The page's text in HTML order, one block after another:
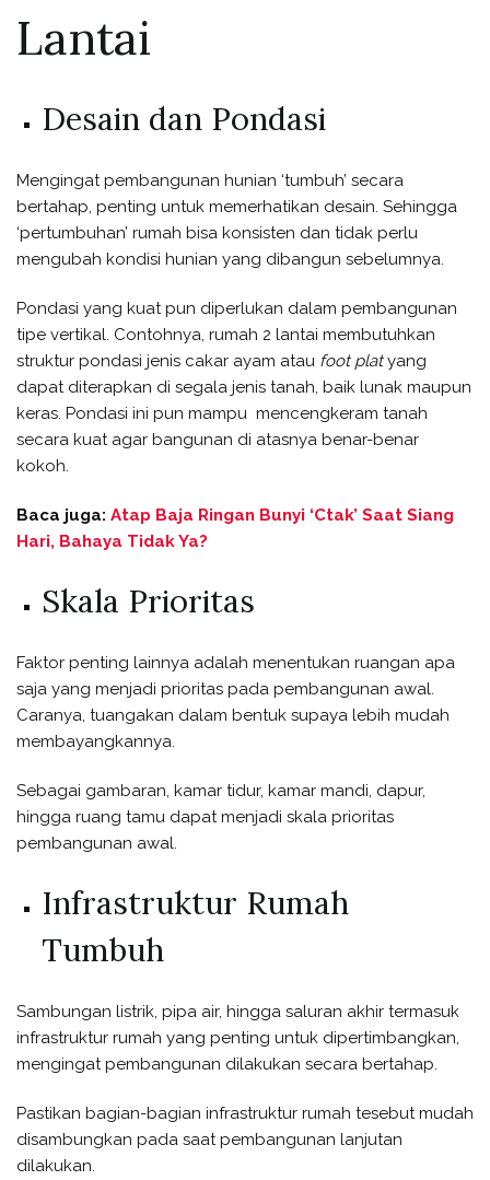
Lantai
Desain dan Pondasi
Mengingat pembangunan hunian ‘tumbuh’ secara
bertahap, penting untuk memerhatikan desain. Sehingga
‘pertumbuhan’ rumah bisa konsisten dan tidak perlu
mengubah kondisi hunian yang dibangun sebelumnya.
Pondasi yang kuat pun diperlukan dalam pembangunan
tipe vertikal. Contohnya, rumah 2 lantai membutuhkan
struktur pondasi jenis cakar ayam atau foot platyang
dapat diterapkan di segala jenis tanah, baik lunak maupun
keras. Pondasi ini pun mampu mencengkeram tanah
secara kuat agar bangunan di atasnya benar-benar
kokoh.
Baca juga: Atap Baja Ringan Bunyi ‘Ctak’ Saat Siang
Hari, Bahaya Tidak Ya?
Skala Prioritas
Faktor penting lainnya adalah menentukan ruangan apa
saja yang menjadi prioritas pada pembangunan awal.
Caranya, tuangakan dalam bentuk supaya lebih mudah
membayangkannya.
Sebagai gambaran, kamar tidur, kamar mandi, dapur,
hingga ruang tamu dapat menjadi skala prioritas
pembangunan awal.
Infrastruktur Rumah
Tumbuh
Sambungan listrik, pipa air, hingga saluran akhir termasuk
infrastruktur rumah yang penting untuk dipertimbangkan,
mengingat pembangunan dilakukan secara bertahap.
Pastikan bagian-bagian infrastruktur rumah tesebut mudah
disambungkan pada saat pembangunan lanjutan
dilakukan.